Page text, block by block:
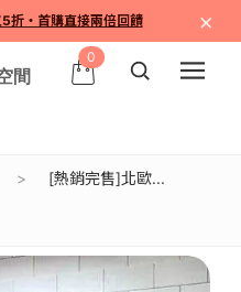
折・首購直接兩倍回饋 ×
0
[熱銷完售]北歐...